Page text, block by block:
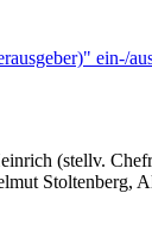
ein-/
(stellv.
Stoltenberg,